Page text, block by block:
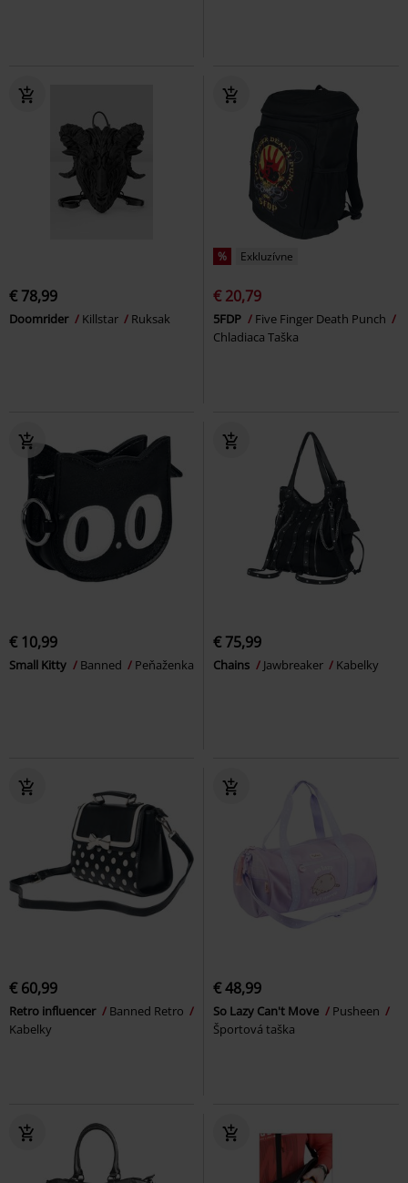
€ 78,99
Doomrider Killstar Ruksak
% Exkluzívne
€ 20,79
5FDP
Five Finger Death Punch
Chladiaca Taška
€ 10,99
Small Kitty Banned Peňaženka
€ 75,99
Chains Jawbreaker Kabelky
€ 60,99
Retro influencer
Banned Retro
Kabelky
€ 48,99
So Lazy Can't Move
Pusheen
Športová taška